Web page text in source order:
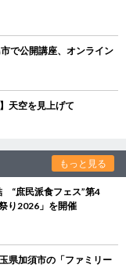
で公開講座、オンライン
天空を見上げて
もっと見る
“庶民派食フェス”第4
り2026」を開催
県加須市の「ファミリー